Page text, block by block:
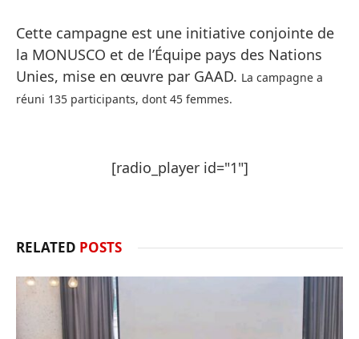
Cette campagne est une initiative conjointe de
la MONUSCO et de l’Équipe pays des Nations
Unies, mise en œuvre par GAAD. La campagne a
réuni 135 participants, dont 45 femmes.
[radio_player id="1"]
RELATED POSTS